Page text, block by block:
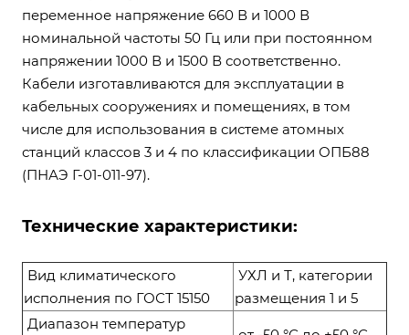
переменное напряжение 660 В и 1000 В
номинальной частоты 50 Гц или при постоянном
напряжении 1000 В и 1500 В соответственно.
Кабели изготавливаются для эксплуатации в
кабельных сооружениях и помещениях, в том
числе для использования в системе атомных
станций классов 3 и 4 по классификации ОПБ88
(ПНАЭ Г-01-011-97).
Технические характеристики:
Вид климатического
исполнения по ГОСТ 15150
УХЛ и Т, категории
размещения 1 и 5
Диапазон температур